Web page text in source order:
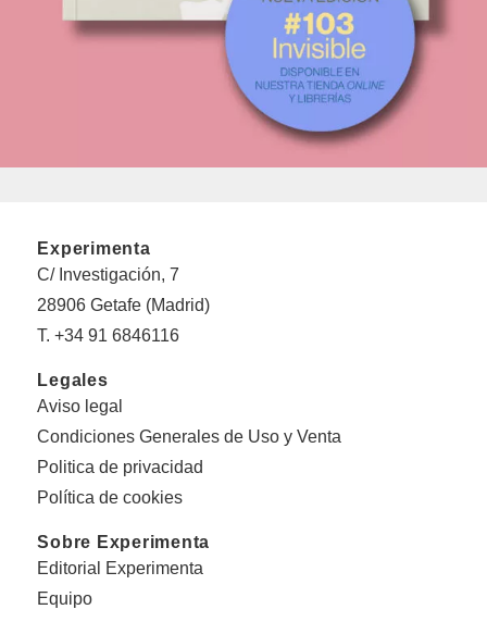
Experimenta
C/ Investigación, 7
28906 Getafe (Madrid)
T. +34 91 6846116
Legales
Aviso legal
Condiciones Generales de Uso y Venta
Politica de privacidad
Política de cookies
Sobre Experimenta
Editorial Experimenta
Equipo